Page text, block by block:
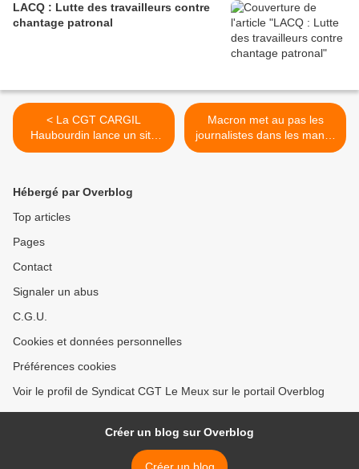
LACQ : Lutte des travailleurs contre
chantage patronal
< La CGT CARGIL
Haubourdin lance un site
pour répertorier TOUS les
Macron met au pas les
journalistes dans les manifs
>
Hébergé par Overblog
Top articles
Pages
Contact
Signaler un abus
C.G.U.
Cookies et données personnelles
Préférences cookies
Voir le profil de Syndicat CGT Le Meux sur le portail Overblog
Créer un blog sur Overblog